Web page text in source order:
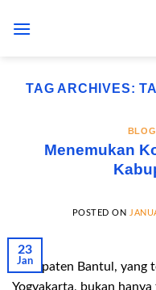
TAG ARCHIVES:
BLOG
Menemukan
POSTED ON
23
Jan
Kabupaten Bantul, yang
Yogyakarta, bukan